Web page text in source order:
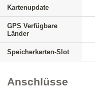
Kartenupdate
GPS Verfügbare
Länder
Speicherkarten-Slot
Anschlüsse